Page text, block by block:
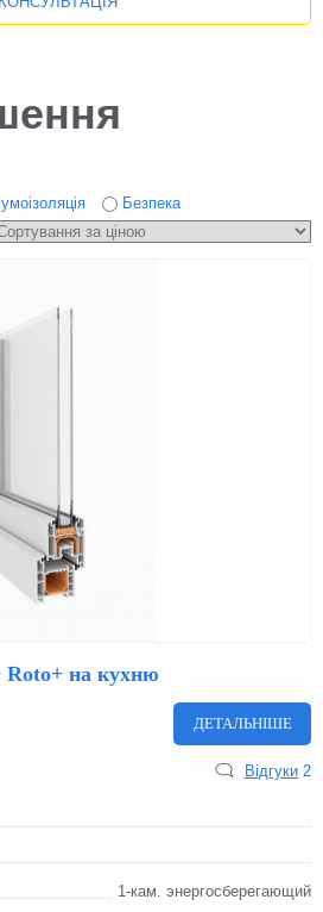
Безпека
Roto+ на кухню
ДЕТАЛЬНІШЕ
Відгуки 2
1-кам. энергосберегающий